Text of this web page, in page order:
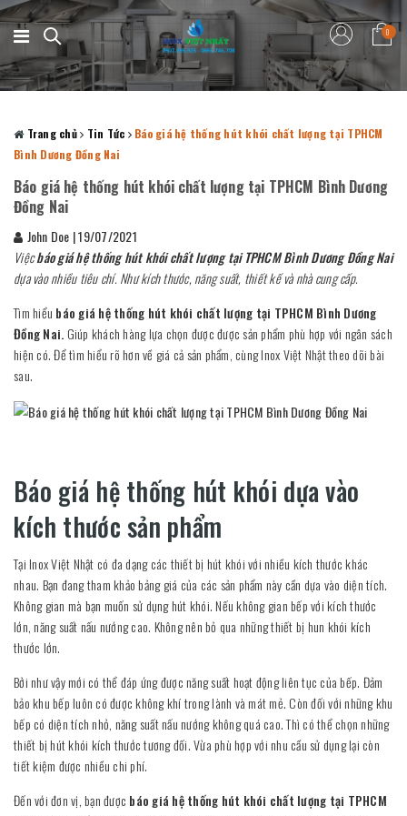
0
Trang chủ Tin Tức
Báo giá hệ thống hút khói chất lượng tại TPHCM
Bình Dương Đồng Nai
Báo giá hệ thống hút khói chất lượng tại TPHCM Bình Dương
Đồng Nai
John Doe |19/07/2021
Việcbáo giá hệ thống hút khói chất lượng tại TPHCM Bình Dương Đồng Nai
dựa vào nhiều tiêu chí. Như kích thước, năng suất, thiết kế và nhà cung cấp.
Tìm hiểu báo giá hệ thống hút khói chất lượng tại TPHCM Bình Dương
Đồng Nai. Giúp khách hàng lựa chọn được được sản phẩm phù hợp với ngân sách
hiện có. Để tìm hiểu rõ hơn về giá cả sản phẩm, cùng Inox Việt Nhật theo dõi bài
sau.
Báo giá hệ thống hút khói dựa vào
kích thước sản phẩm
Tại Inox Việt Nhật có đa dạng các thiết bị hút khói với nhiều kích thước khác
nhau. Bạn đang tham khảo bảng giá của các sản phẩm này cần dựa vào diện tích.
Không gian mà bạn muốn sử dụng hút khói. Nếu không gian bếp với kích thước
lớn, năng suất nấu nướng cao. Không nên bỏ qua những thiết bị hun khói kích
thước lớn.
Bởi như vậy mới có thể đáp ứng được năng suất hoạt động liên tục của bếp. Đảm
bảo khu bếp luôn có được không khí trong lành và mát mẻ. Còn đối với những khu
bếp có diện tích nhỏ, năng suất nấu nướng không quá cao. Thì có thể chọn những
thiết bị hút khói kích thước tương đối. Vừa phù hợp với nhu cầu sử dụng lại còn
tiết kiệm được nhiều chi phí.
Đến với đơn vị, bạn được báo giá hệ thống hút khói chất lượng tại TPHCM